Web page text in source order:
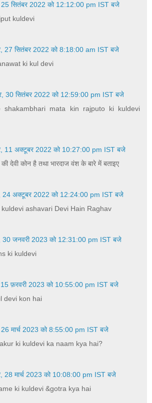
25 सितंबर 2022 को 12:12:00 pm IST बजे
kuldevi
27 सितंबर 2022 को 8:18:00 am IST बजे
ki kul devi
30 सितंबर 2022 को 12:59:00 pm IST बजे
shakambhari mata kin rajputo ki kuldevi
11 अक्टूबर 2022 को 10:27:00 pm IST बजे
देवी कोन है तथा भारदाज वंश के बारे में बताइए
24 अक्टूबर 2022 को 12:24:00 pm IST बजे
ashavari Devi Hain Raghav
30 जनवरी 2023 को 12:31:00 pm IST बजे
ki kuldevi
15 फ़रवरी 2023 को 10:55:00 pm IST बजे
devi kon hai
26 मार्च 2023 को 8:55:00 pm IST बजे
ki kuldevi ka naam kya hai?
28 मार्च 2023 को 10:08:00 pm IST बजे
ki kuldevi &gotra kya hai